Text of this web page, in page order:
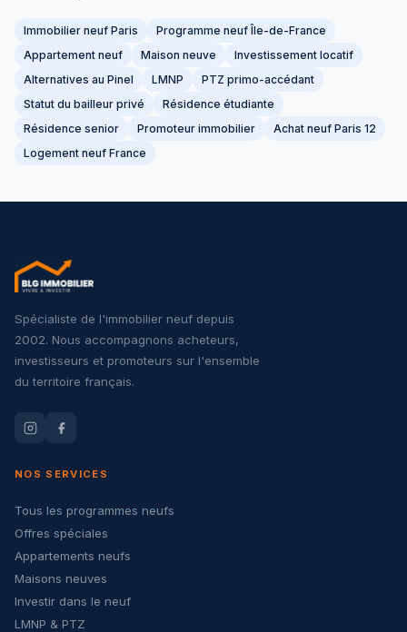
Immobilier neuf Paris
Programme neuf Île-de-France
Appartement neuf
Maison neuve
Investissement locatif
Alternatives au Pinel
LMNP
PTZ primo-accédant
Statut du bailleur privé
Résidence étudiante
Résidence senior
Promoteur immobilier
Achat neuf Paris 12
Logement neuf France
Spécialiste de l'immobilier neuf depuis
2002. Nous accompagnons acheteurs,
investisseurs et promoteurs sur l'ensemble
du territoire français.
NOS SERVICES
Tous les programmes neufs
Offres spéciales
Appartements neufs
Maisons neuves
Investir dans le neuf
LMNP & PTZ